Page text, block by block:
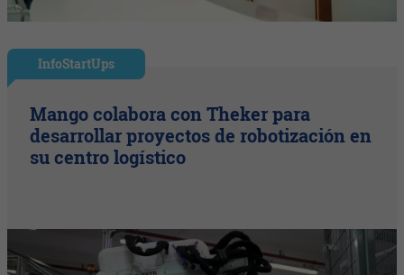
InfoStartUps
Mango colabora con Theker para
desarrollar proyectos de robotización en
su centro logístico